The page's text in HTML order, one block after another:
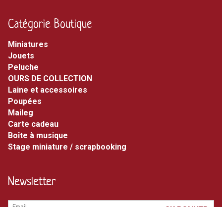
Catégorie Boutique
miniatures
jouets
peluche
OURS DE COLLECTION
laine et accessoires
poupées
maileg
carte cadeau
boîte à musique
stage miniature / scrapbooking
Newsletter